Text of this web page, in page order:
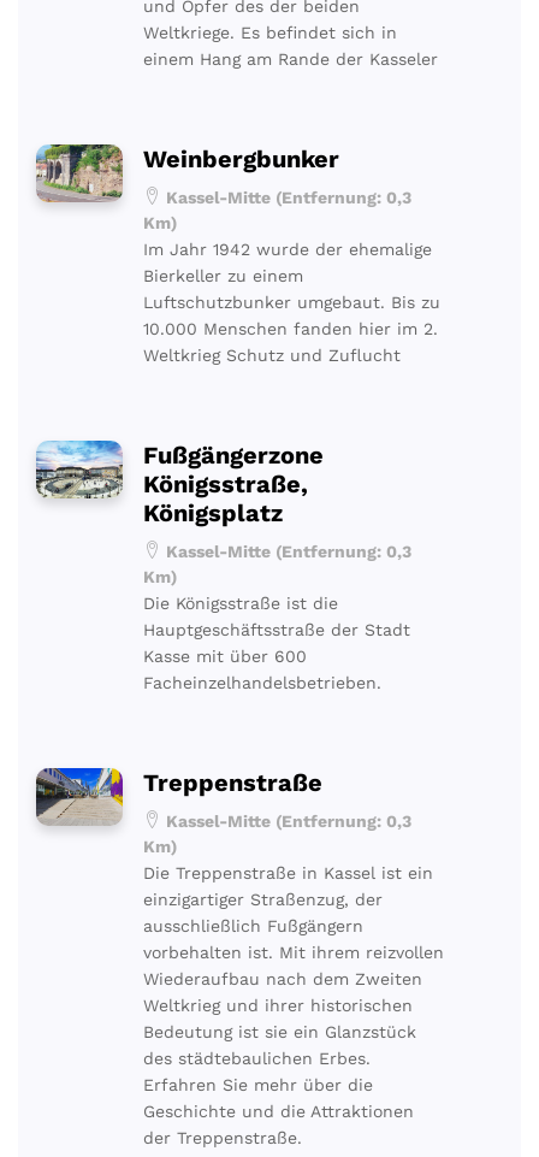
und Opfer des der beiden
Weltkriege. Es befindet sich in
einem Hang am Rande der Kasseler
Weinbergbunker
Kassel-Mitte (Entfernung: 0,3
Km)
Im Jahr 1942 wurde der ehemalige
Bierkeller zu einem
Luftschutzbunker umgebaut. Bis zu
10.000 Menschen fanden hier im 2.
Weltkrieg Schutz und Zuflucht
Fußgängerzone
Königsstraße,
Königsplatz
Kassel-Mitte (Entfernung: 0,3
Km)
Die Königsstraße ist die
Hauptgeschäftsstraße der Stadt
Kasse mit über 600
Facheinzelhandelsbetrieben.
Treppenstraße
Kassel-Mitte (Entfernung: 0,3
Km)
Die Treppenstraße in Kassel ist ein
einzigartiger Straßenzug, der
ausschließlich Fußgängern
vorbehalten ist. Mit ihrem reizvollen
Wiederaufbau nach dem Zweiten
Weltkrieg und ihrer historischen
Bedeutung ist sie ein Glanzstück
des städtebaulichen Erbes.
Erfahren Sie mehr über die
Geschichte und die Attraktionen
der Treppenstraße.